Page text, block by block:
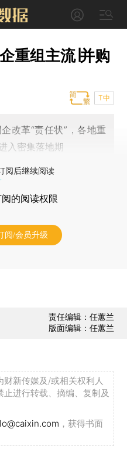
重组主流∣并购
T中
改革“责任状”，各地重
入密集落地期
阅后继续阅读
的阅读权限
阅/会员升级
责任编辑：任蕙兰
版面编辑：任蕙兰
新传媒及/或相关权利人
进行转载、摘编、复制及
，获得书面